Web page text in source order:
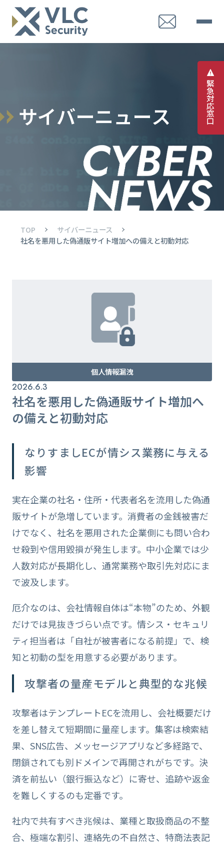
緊
急
対
応
窓
口
サイバーニュース
TOP
サイバーニュース
社名を悪用した偽通販サイト増加への備えと初動対応
個人情報漏洩
2026.6.3
社名を悪用した偽通販サイト増加へ
の備えと初動対応
なりすましECが情シス業務に与える
影響
実在企業の社名・住所・代表者名を流用した偽通
販サイトが急増しています。消費者の金銭被害だ
けでなく、社名を悪用された企業側にも問い合わ
せ殺到や信用毀損が発生します。中小企業では少
人数対応が長期化し、通常業務や取引先対応にま
で波及します。
厄介なのは、会社情報自体は“本物”のため、外観
だけでは見抜きづらい点です。情シス・セキュリ
ティ担当者は「自社が被害者になる前提」で、検
知と初動の型を用意する必要があります。
攻撃者の量産モデルと典型的な兆候
攻撃者はテンプレートECを流用し、会社概要だけ
を差し替えて短期間に量産します。集客は検索結
果、SNS広告、メッセージアプリなど多経路で、
閉鎖されても別ドメインで再開されがちです。決
済を前払い（銀行振込など）に寄せ、追跡や返金
を難しくするのも定番です。
社内で共有すべき兆候は、業種と取扱商品の不整
合、極端な割引、連絡先の不自然さ、特商法表記